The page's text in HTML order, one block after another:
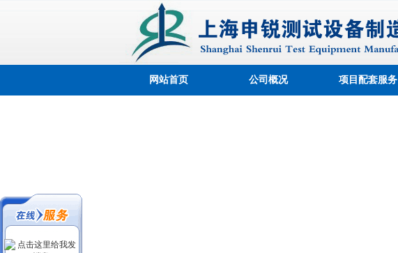
网站首页 公司概况 项目配套服务